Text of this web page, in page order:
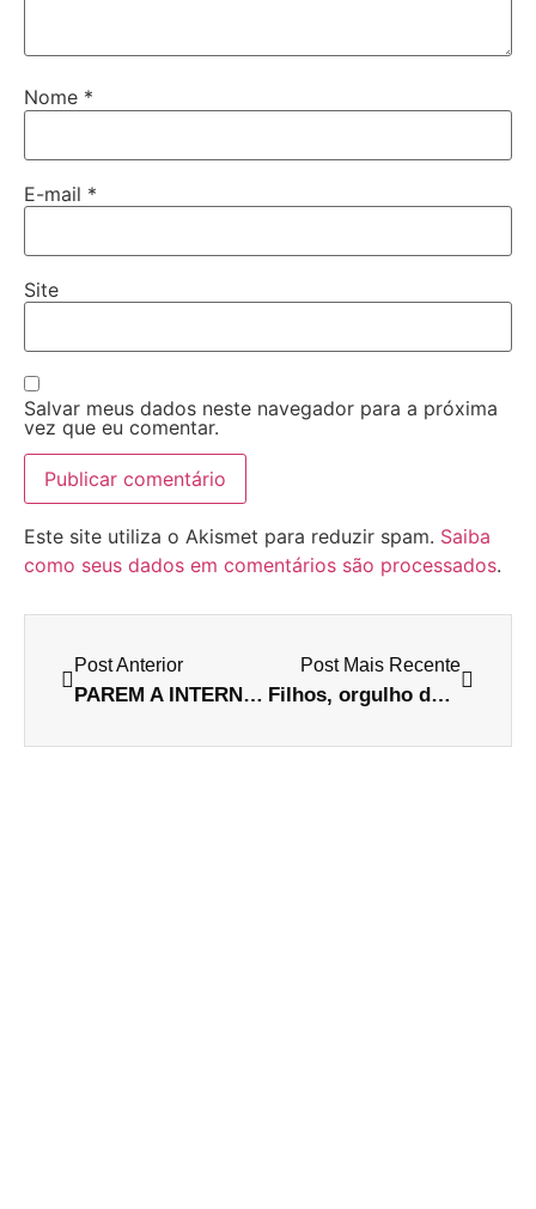
Nome *
E-mail *
Site
Salvar meus dados neste navegador para a próxima
vez que eu comentar.
Este site utiliza o Akismet para reduzir spam. Saiba
como seus dados em comentários são processados.
Post Anterior
PAREM A INTERNET!!!!!
Post Mais Recente
Filhos, orgulho dos pais.